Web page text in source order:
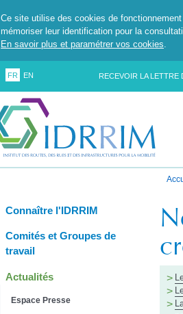
Ce site utilise des cookies de
mémoriser leur identification pour la
En savoir plus et paramétrer vos cookies
FR EN RECEVOIR LA LETTRE
Connaître l'IDRRIM
Comités et Groupes de
travail
Actualités
Espace Presse